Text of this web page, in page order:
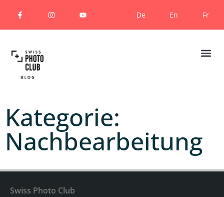
De En Fr
Kategorie:
Nachbearbeitung
Swiss Photo Club